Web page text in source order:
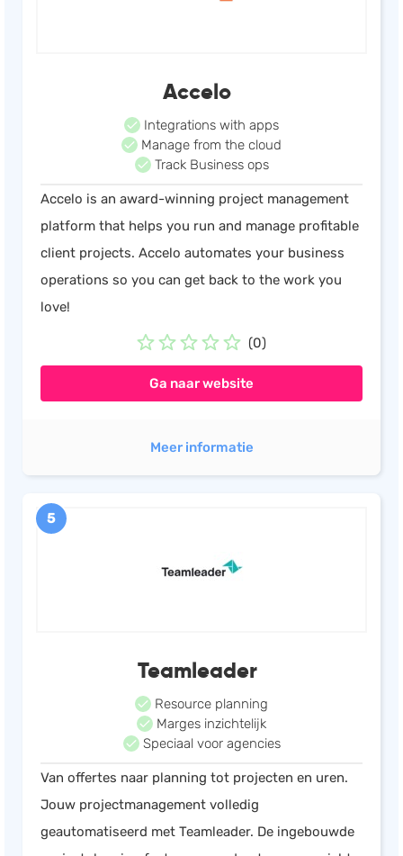
Accelo
Integrations with apps
Manage from the cloud
Track Business ops
Accelo is an award-winning project management
platform that helps you run and manage profitable
client projects. Accelo automates your business
operations so you can get back to the work you
love!
(0)
Ga naar website
Meer informatie
5
Teamleader
Resource planning
Marges inzichtelijk
Speciaal voor agencies
Van offertes naar planning tot projecten en uren.
Jouw projectmanagement volledig
geautomatiseerd met Teamleader. De ingebouwde